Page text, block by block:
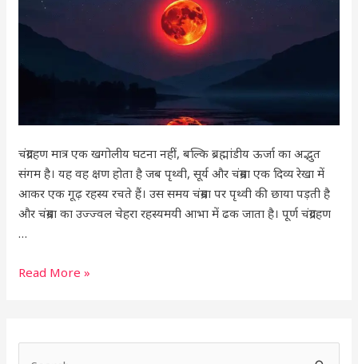
चंद्रग्रहण मात्र एक खगोलीय घटना नहीं, बल्कि ब्रह्मांडीय ऊर्जा का अद्भुत
संगम है। यह वह क्षण होता है जब पृथ्वी, सूर्य और चंद्रमा एक दिव्य रेखा में
आकर एक गूढ़ रहस्य रचते हैं। उस समय चंद्रमा पर पृथ्वी की छाया पड़ती है
और चंद्रमा का उज्ज्वल चेहरा रहस्यमयी आभा में ढक जाता है। पूर्ण चंद्रग्रहण
…
और
जरूरी
Read More »